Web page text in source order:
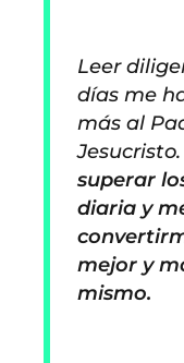
Leer
días me
más al
Jesucristo.
superar
diaria y
mejor y
mismo.